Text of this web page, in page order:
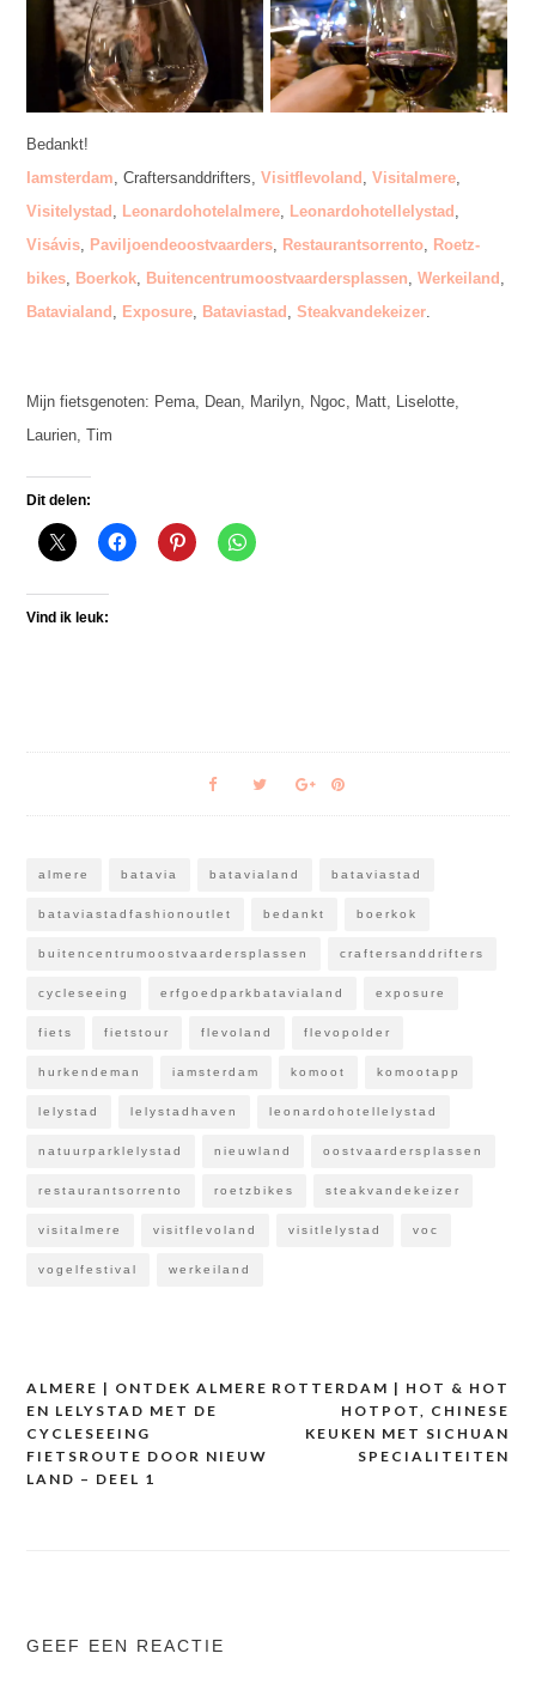
Bedankt!
Iamsterdam , Craftersanddrifters, Visitflevoland Visitalmere,
Visitelystad
Leonardohotelalmere, Leonardohotellelystad
Visávis, Paviljoendeoostvaarders, Restaurantsorrento,
Roetz-
bikes, Boerkok, Buitencentrumoostvaardersplassen Werkeiland
Batavialand
Exposure, Bataviastad Steakvandekeizer.
Mijn fietsgenoten: Pema, Dean, Marilyn, Ngoc, Matt, Liselotte,
Laurien, Tim
Dit delen:
Vind ik leuk:
almere batavia batavialand bataviastad
bataviastadfashionoutlet bedankt boerkok
buitencentrumoostvaardersplassen craftersanddrifters
cycleseeing erfgoedparkbatavialand exposure
fiets fietstour flevoland flevopolder
hurkendeman iamsterdam komoot komootapp
lelystad lelystadhaven leonardohotellelystad
natuurparklelystad nieuwland oostvaardersplassen
restaurantsorrento roetzbikes steakvandekeizer
visitalmere visitflevoland visitlelystad voc
vogelfestival werkeiland
Bericht
navigatie
ALMERE | ONTDEK ALMERE
EN LELYSTAD MET DE
CYCLESEEING
FIETSROUTE DOOR NIEUW
LAND – DEEL 1
ROTTERDAM | HOT & HOT
HOTPOT, CHINESE
KEUKEN MET SICHUAN
SPECIALITEITEN
GEEF EEN REACTIE